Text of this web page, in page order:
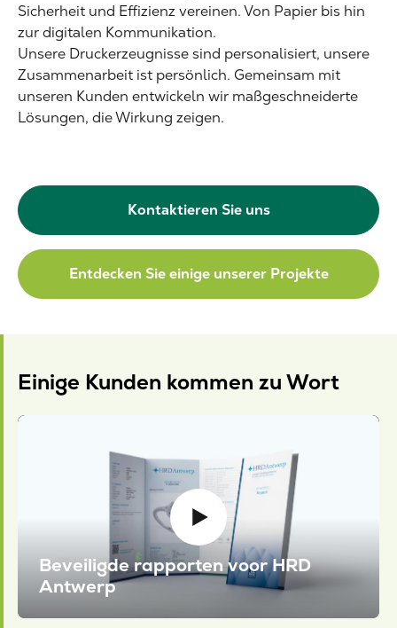
Sicherheit und Effizienz vereinen. Von Papier bis hin
zur digitalen Kommunikation.
Unsere Druckerzeugnisse sind personalisiert, unsere
Zusammenarbeit ist persönlich. Gemeinsam mit
unseren Kunden entwickeln wir maßgeschneiderte
Lösungen, die Wirkung zeigen.
Kontaktieren Sie uns
Entdecken Sie einige unserer Projekte
Einige Kunden kommen zu Wort
Beveiligde rapporten voor HRD
Antwerp